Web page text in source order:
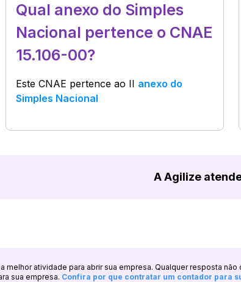
Qual anexo do Simples
Nacional pertence o CNAE
15.106-00?
Este CNAE pertence ao II anexo do
Simples Nacional
A Agilize
melhor atividade para abrir sua empresa. Qualquer resposta
sua empresa. Confira por que contratar um contador para